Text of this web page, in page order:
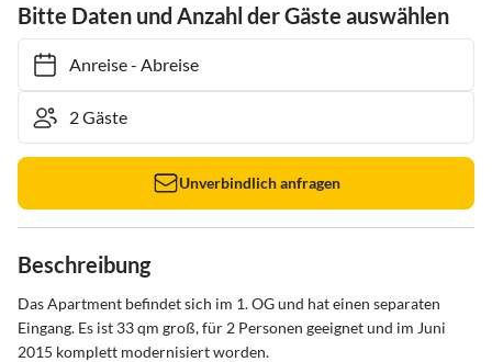
Bitte Daten und Anzahl der Gäste auswählen
Anreise- Abreise
Unverbindlich anfragen
Beschreibung
Das Apartment befindet sich im 1. OG und hat einen separaten
Eingang. Es ist 33 qm groß, für 2 Personen geeignet und im Juni
2015 komplett modernisiert worden.